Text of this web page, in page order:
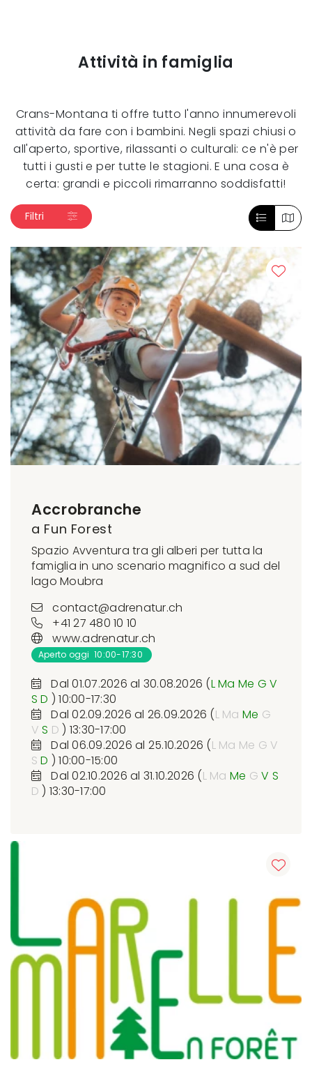
Attività in famiglia
Crans-Montana ti offre tutto l'anno innumerevoli
attività da fare con i bambini. Negli spazi chiusi o
all'aperto, sportive, rilassanti o culturali: ce n'è per
tutti i gusti e per tutte le stagioni. E una cosa è
certa: grandi e piccoli rimarranno soddisfatti!
Filtri
Accrobranche
a Fun Forest
Spazio Avventura tra gli alberi per tutta la
famiglia in uno scenario magnifico a sud del
lago Moubra
contact@adrenatur.ch
+41 27 480 10 10
www.adrenatur.ch
Aperto oggi 10:00-17:30
Dal 01.07.2026 al 30.08.2026 (LMa Me GV
SD ) 10:00-17:30
Dal 02.09.2026 al 26.09.2026 (L Ma Me G
VS D ) 13:30-17:00
Dal 06.09.2026 al 25.10.2026 (L Ma Me G V
SD ) 10:00-15:00
Dal 02.10.2026 al 31.10.2026 (L Ma Me GV S
D ) 13:30-17:00